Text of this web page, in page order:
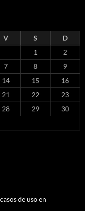
V S
D
1
2
7 8
9
14 15
16
21 22
23
28 29
30
de uso en